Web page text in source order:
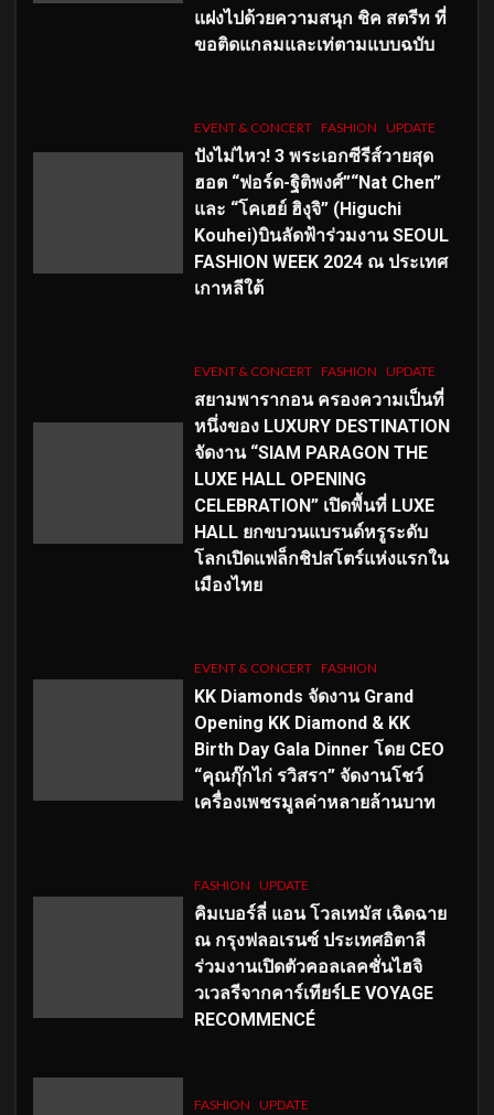
แฝงไปด้วยความสนุก ชิค สตรีท ที่
ขอติดแกลมและเท่ตามแบบฉบับ
EVENT & CONCERT FASHION UPDATE
ปังไม่ไหว! 3 พระเอกซีรีส์วายสุด
ฮอต “ฟอร์ด-ฐิติพงศ์”“Nat Chen”
และ “โคเฮย์ ฮิงุจิ” (Higuchi
Kouhei)บินลัดฟ้าร่วมงาน SEOUL
FASHION WEEK 2024 ณ ประเทศ
เกาหลีใต้
EVENT & CONCERT FASHION UPDATE
สยามพารากอน ครองความเป็นที่
หนึ่งของ LUXURY DESTINATION
จัดงาน “SIAM PARAGON THE
LUXE HALL OPENING
CELEBRATION” เปิดพื้นที่ LUXE
HALL ยกขบวนแบรนด์หรูระดับ
โลกเปิดแฟล็กชิปสโตร์แห่งแรกใน
เมืองไทย
EVENT & CONCERT FASHION
KK Diamonds จัดงาน Grand
Opening KK Diamond & KK
Birth Day Gala Dinner โดย CEO
“คุณกุ๊กไก่ รวิสรา” จัดงานโชว์
เครื่องเพชรมูลค่าหลายล้านบาท
FASHION UPDATE
คิมเบอร์ลี่ แอน โวลเทมัส เฉิดฉาย
ณ กรุงฟลอเรนซ์ ประเทศอิตาลี
ร่วมงานเปิดตัวคอลเลคชั่นไฮจิ
วเวลรีจากคาร์เทียร์LE VOYAGE
RECOMMENCÉ
FASHION UPDATE